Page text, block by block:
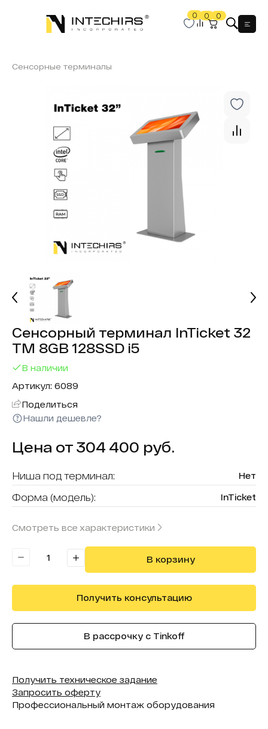
0 0 0
Сенсорные терминалы
Сенсорный терминал InTicket 32
ТМ 8GB 128SSD i5
В наличии
Артикул: 6089
Поделиться
Нашли дешевле?
Цена от 304 400 руб.
Ниша под терминал: Нет
Форма (модель): InTicket
Смотреть все характеристики
В корзину
Получить консультацию
В рассрочку с Tinkoff
Получить техническое задание
Запросить оферту
Профессиональный монтаж оборудования